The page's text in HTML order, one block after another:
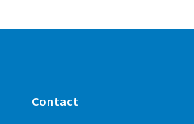
Contact